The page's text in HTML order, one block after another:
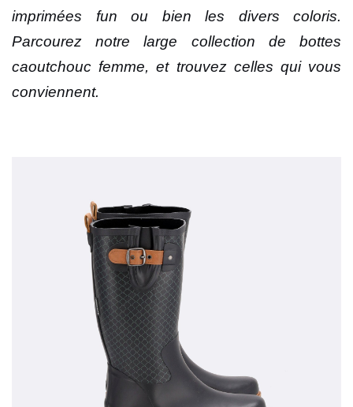
imprimées fun ou bien les divers coloris.
Parcourez notre large collection de bottes
caoutchouc femme, et trouvez celles qui vous
conviennent.